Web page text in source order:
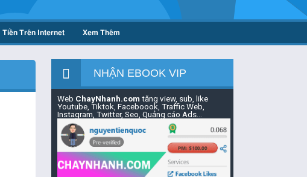
Tiền Trên Internet Xem Thêm
NHẬN EBOOK VIP
Web ChayNhanh.com tăng view, sub, like
Youtube, Tiktok, Faceboook, Traffic Web,
Instagram, Twitter, Seo, Quảng cáo Ads...